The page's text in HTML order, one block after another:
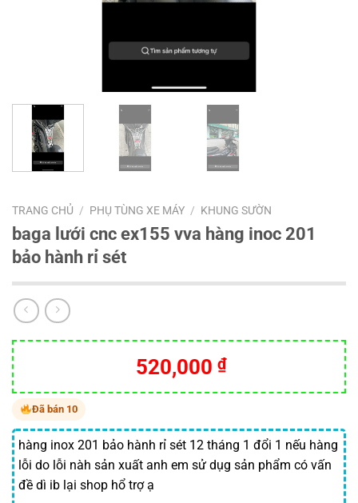
TRANG CHỦ / PHỤ TÙNG XE MÁY / KHUNG SƯỜN
baga lưới cnc ex155 vva hàng inoc 201
bảo hành rỉ sét
520,000 ₫
Đã bán 10
hàng inox 201 bảo hành rỉ sét 12 tháng 1 đổi 1 nếu hàng
lỗi do lỗi nàh sản xuất anh em sử dụg sản phẩm có vấn
đề dì ib lại shop hổ trợ ạ